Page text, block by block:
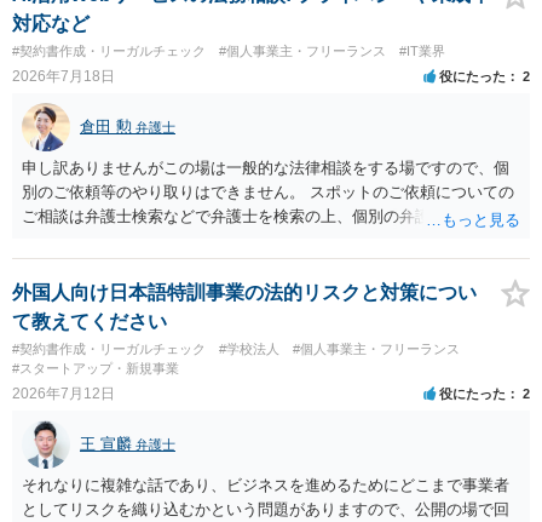
対応など
#契約書作成・リーガルチェック #個人事業主・フリーランス #IT業界
2026年7月18日 役にたった 2
倉田 勲 弁護士
申し訳ありませんがこの場は一般的な法律相談をする場ですので、個
別のご依頼等のやり取りはできません。 スポットのご依頼についての
ご相談は弁護士検索などで弁護士を検索の上、個別の弁護士にご連絡
外国人向け日本語特訓事業の法的リスクと対策につい
て教えてください
#契約書作成・リーガルチェック #学校法人
#個人事業主・フリーランス
#スタートアップ・新規事業
2026年7月12日 役にたった 2
王 宣麟 弁護士
それなりに複雑な話であり、ビジネスを進めるためにどこまで事業者
としてリスクを織り込むかという問題がありますので、公開の場で回